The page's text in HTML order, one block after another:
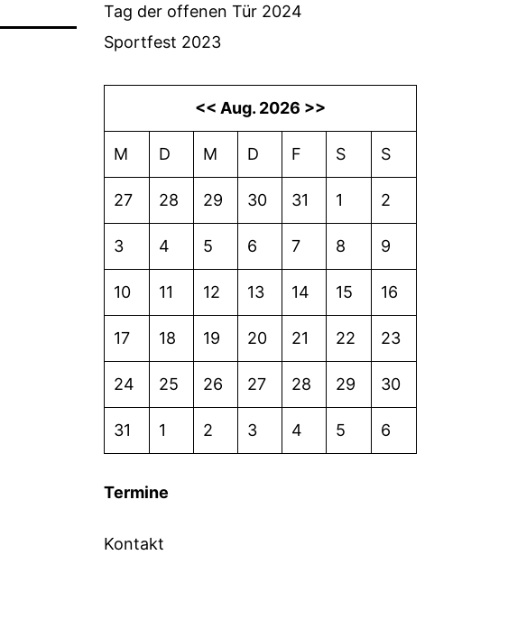
Tag der offenen Tür 2024
Sportfest 2023
<< Aug. 2026 >>
M D M D F S S
27 28 29 30 31 1 2
3 4 5 6 7 8 9
10 11 12 13 14 15 16
17 18 19 20 21 22 23
24 25 26 27 28 29 30
31 1 2 3 4 5 6
Termine
Kontakt